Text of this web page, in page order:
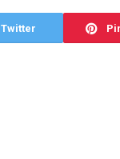
Twitter